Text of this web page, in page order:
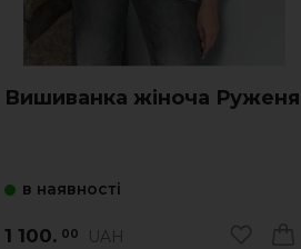
Вишиванка жіноча Руженя
в наявності
1 100. 00 UAH